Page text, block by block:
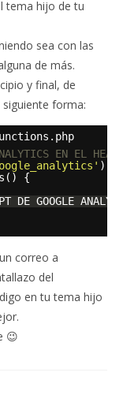
tema hijo de tu
sea con las
de más.
y final, de
forma:
EN EL HEAD
);
{
DE GOOGLE
correo a
del
en tu tema hijo
😉